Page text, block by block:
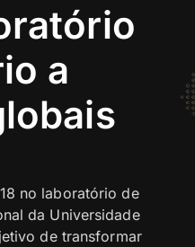
a
no laboratório de
da Universidade
de transformar